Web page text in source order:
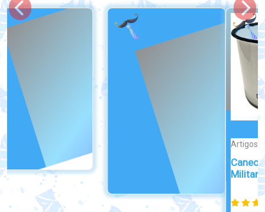
Artigos Milit...
Caneca Tática de Ferro
Militar...
ATTRACTIVE
Dog Tag Pit Bull